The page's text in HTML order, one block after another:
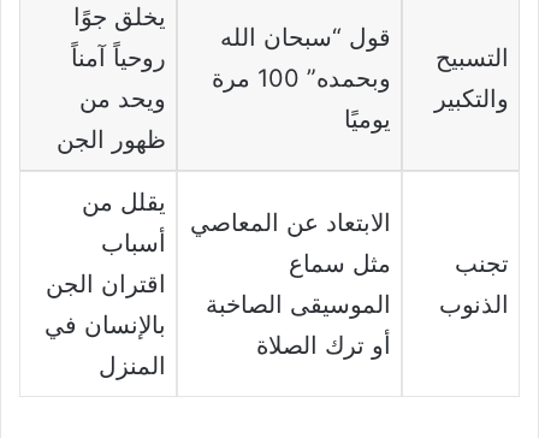
التسبيح
والتكبير
قول “سبحان الله
وبحمده” 100 مرة
يوميًا
يخلق جوًا
روحياً آمناً
ويحد من
ظهور الجن
تجنب
الذنوب
الابتعاد عن المعاصي
مثل سماع
الموسيقى الصاخبة
أو ترك الصلاة
يقلل من
أسباب
اقتران الجن
بالإنسان في
المنزل